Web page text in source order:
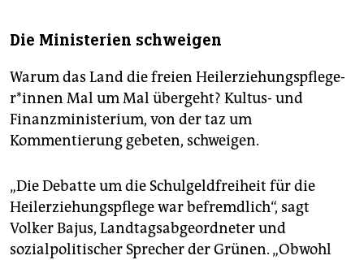
Die Ministerien schweigen
Warum das Land die freien Heiler­zie­hungs­pfle­ge­
r*in­nen Mal um Mal übergeht? Kultus- und
Finanzministerium, von der taz um
Kommentierung gebeten, schweigen.
„Die Debatte um die Schulgeldfreiheit für die
Heilerziehungspflege war befremdlich“, sagt
Volker Bajus, Landtagsabgeordneter und
sozialpolitischer Sprecher der Grünen. „Obwohl